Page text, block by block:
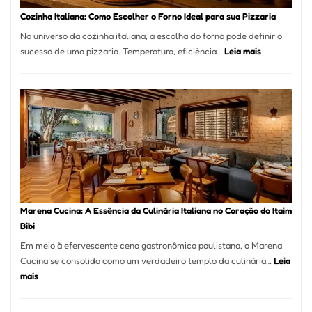
Portal
Resolver
Isso
Cozinha Italiana: Como Escolher o Forno Ideal para sua Pizzaria
No universo da cozinha italiana, a escolha do forno pode definir o
sucesso de uma pizzaria. Temperatura, eficiência…Leia mais:
Como
Escolher
o
Forno
Ideal
para
sua
Pizzaria
Marena Cucina: A Essência da Culinária Italiana no Coração do Itaim
Bibi
Em meio à efervescente cena gastronômica paulistana, o Marena
Cucina se consolida como um verdadeiro templo da culinária… Leia
mais: